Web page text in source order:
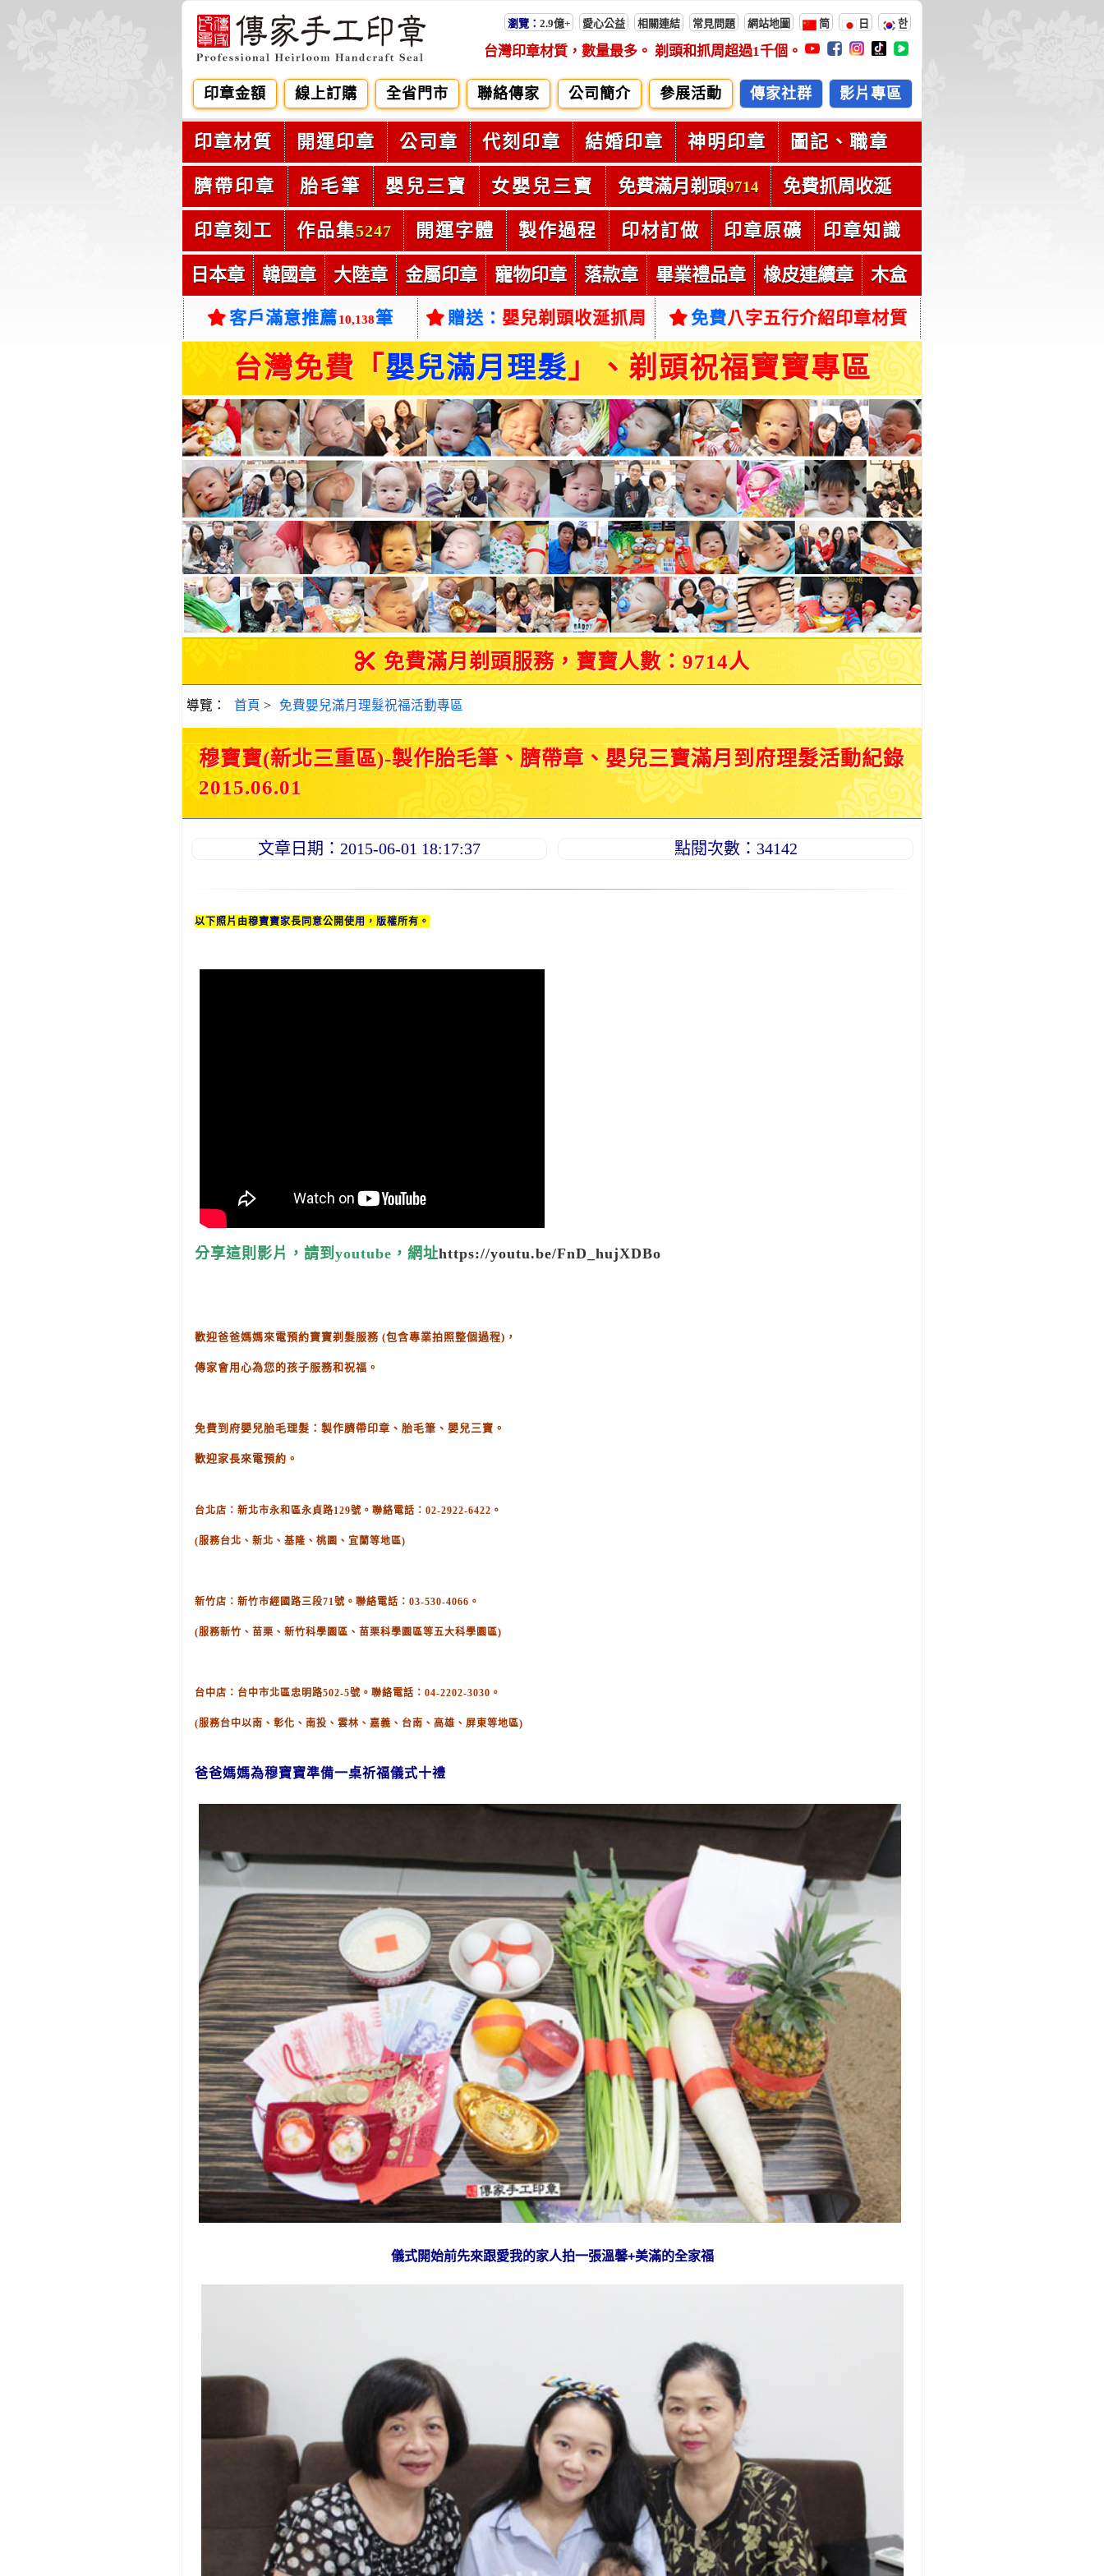
瀏覽： 2.9億+ 愛心公益 相關連結 常見問題 網站地圖 简 日 한
台灣印章材質，數量最多。 剃頭和抓周超過1千個。
印章金額 線上訂購 全省門市 聯絡傳家 公司簡介 參展活動 傳家社群 影片專區
印章材質 開運印章 公司章 代刻印章 結婚印章 神明印章 圖記、職章
臍帶印章 胎毛筆 嬰兒三寶 女嬰兒三寶 免費滿月剃頭9714 免費抓周收涎
印章刻工 作品集5247 開運字體 製作過程 印材訂做 印章原礦 印章知識
日本章 韓國章 大陸章 金屬印章 寵物印章 落款章 畢業禮品章 橡皮連續章 木盒
客戶滿意推薦10,138筆 贈送： 嬰兒剃頭收涎抓周 免費八字五行介紹印章材質
台灣免費「 嬰兒滿月理髮」、剃頭祝福寶寶專區
免費滿月剃頭服務，寶寶人數：9714人
導覽： 首頁 > 免費嬰兒滿月理髮祝福活動專區
穆寶寶(新北三重區)-製作胎毛筆、臍帶章、嬰兒三寶滿月到府理髮活動紀錄
2015.06.01
文章日期：2015-06-01 18:17:37 點閱次數：34142
以下照片由穆寶寶家長同意公開使用，版權所有。
分享這則影片，請到youtube，網址https://youtu.be/FnD_hujXDBo
歡迎爸爸媽媽來電預約寶寶剃髮服務 (包含專業拍照整個過程) ，
傳家會用心為您的孩子服務和祝福。
免費到府嬰兒胎毛理髮：製作臍帶印章、胎毛筆、嬰兒三寶。
歡迎家長來電預約。
台北店：新北市永和區永貞路129號。聯絡電話：02-2922-6422。
(服務台北、新北、基隆、桃園、宜蘭等地區)
新竹店：新竹市經國路三段71號。聯絡電話：03-530-4066。
(服務新竹、苗栗、新竹科學園區、苗栗科學園區等五大科學園區)
台中店：台中市北區忠明路502-5號。聯絡電話：04-2202-3030。
(服務台中以南、彰化、南投、雲林、嘉義、台南、高雄、屏東等地區)
爸爸媽媽為穆寶寶準備一桌祈福儀式十禮
儀式開始前先來跟愛我的家人拍一張溫馨+美滿的全家福